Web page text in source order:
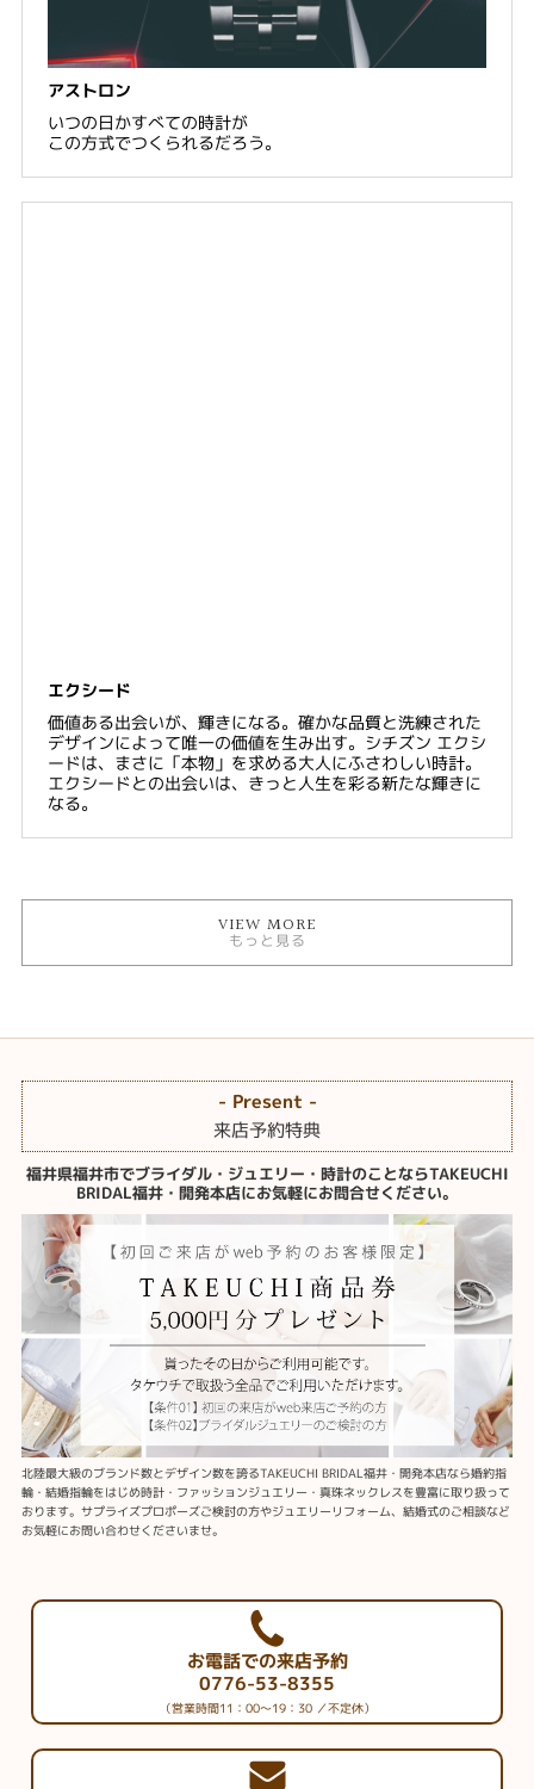
アストロン
いつの日かすべての時計が
この方式でつくられるだろう。
エクシード
価値ある出会いが、輝きになる。確かな品質と洗練された
デザインによって唯一の価値を生み出す。シチズン エクシ
ードは、まさに「本物」を求める大人にふさわしい時計。
エクシードとの出会いは、きっと人生を彩る新たな輝きに
なる。
VIEW MORE
もっと見る
- Present -
来店予約特典
福井県福井市でブライダル・ジュエリー・時計のことならTAKEUCHI
BRIDAL福井・開発本店にお気軽にお問合せください。
北陸最大級のブランド数とデザイン数を誇るTAKEUCHI BRIDAL福井・開発本店なら婚約指
輪・結婚指輪をはじめ時計・ファッションジュエリー・真珠ネックレスを豊富に取り扱って
おります。サプライズプロポーズご検討の方やジュエリーリフォーム、結婚式のご相談など
お気軽にお問い合わせくださいませ。
お電話での来店予約
0776-53-8355
（営業時間11：00～19：30 ／不定休）